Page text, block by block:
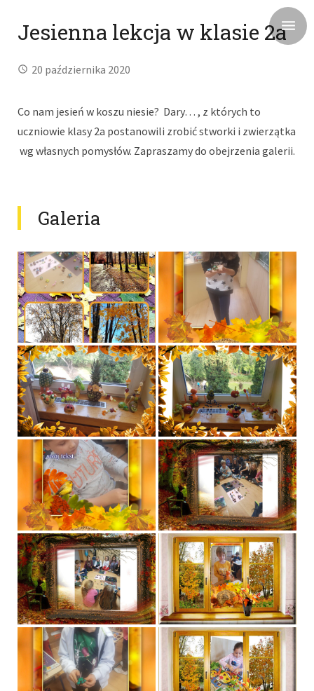
Jesienna lekcja w klasie 2a
20 października 2020
Co nam jesień w koszu niesie? Dary… , z których to
uczniowie klasy 2a postanowili zrobić stworki i zwierzątka
wg własnych pomysłów. Zapraszamy do obejrzenia galerii.
Galeria